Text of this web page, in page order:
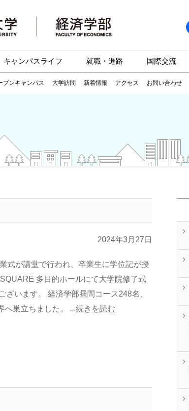
キャンパスライフ 就職・進路 国際交流
プンキャンパス 大学訪問 新着情報 アクセス お問い合わせ
2024年3月27日
式が講堂で行われ、卒業生に学位記が授
多目的ホールにて大学院修了式
ざいます。 経済学部昼間コース248名、
へ巣立ちました。 ...続きを読む